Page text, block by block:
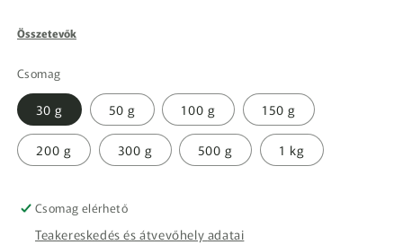
Összetevők
Csomag
30 g 50 g 100 g 150 g
200 g 300 g 500 g 1 kg
Csomag elérhető
Teakereskedés és átvevőhely adatai